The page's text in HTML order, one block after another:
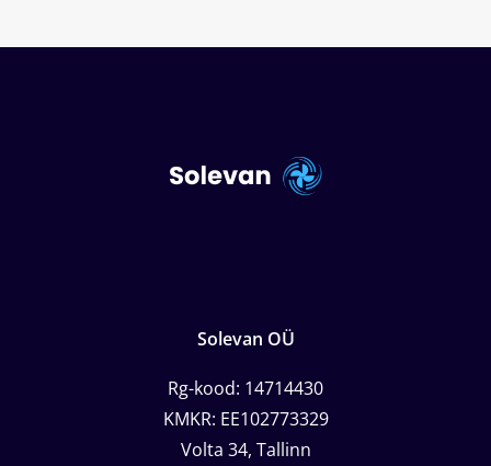
Solevan OÜ
Rg-kood: 14714430
KMKR: EE102773329
Volta 34, Tallinn